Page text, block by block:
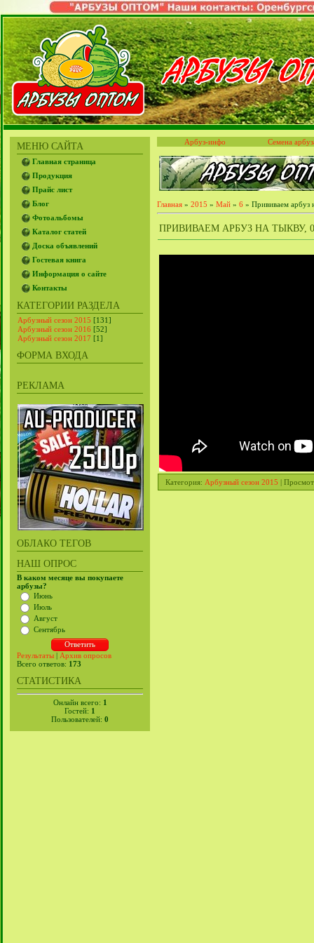
МЕНЮ САЙТА
Главная страница
Продукция
Прайс лист
Блог
Фотоальбомы
Каталог статей
Доска объявлений
Гостевая книга
Информация о сайте
Контакты
КАТЕГОРИИ РАЗДЕЛА
Арбузный сезон 2015 [131]
Арбузный сезон 2016 [52]
Арбузный сезон 2017 [1]
ФОРМА ВХОДА
РЕКЛАМА
ОБЛАКО ТЕГОВ
НАШ ОПРОС
В каком месяце вы покупаете
арбузы?
Июнь
Июль
Август
Сентябрь
Результаты | Архив опросов
Всего ответов: 173
СТАТИСТИКА
Онлайн всего: 1
Гостей: 1
Пользователей: 0
Арбуз-инфо Семена
Главная » 2015 » Май » 6 » Прививаем арбуз
ПРИВИВАЕМ АРБУЗ НА ТЫКВУ,
Категория: Арбузный сезон 2015 |